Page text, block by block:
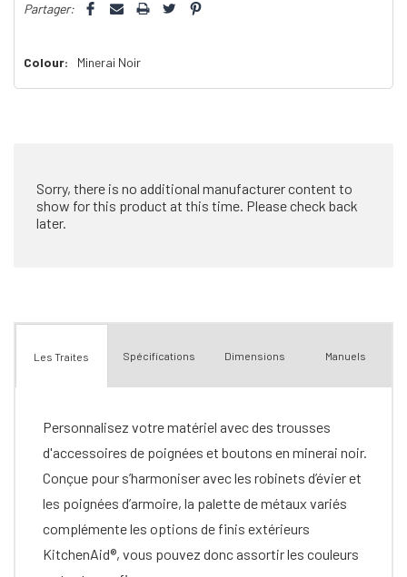
Partager:
Colour: Minerai Noir
Sorry, there is no additional manufacturer content to
show for this product at this time. Please check back
later.
Les Traites Spécifications Dimensions Manuels
Personnalisez votre matériel avec des trousses
d'accessoires de poignées et boutons en minerai noir.
Conçue pour s’harmoniser avec les robinets d’évier et
les poignées d’armoire, la palette de métaux variés
complémente les options de finis extérieurs
KitchenAid®, vous pouvez donc assortir les couleurs